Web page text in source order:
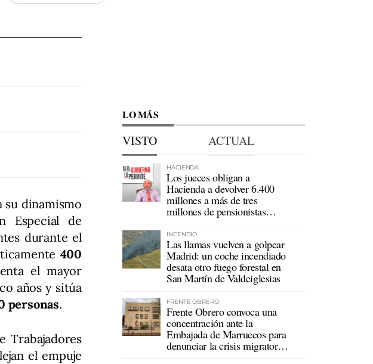
su dinamismo
Especial de
durante el
400
el mayor
años y sitúa
personas.
Trabajadores
el empuje
LO MÁS
VISTO ACTUAL
HACIENDA
Los jueces obligan a
Hacienda a devolver 6.400
millones a más de tres
millones de pensionistas
INCENDIO
Las llamas vuelven a golpear
Madrid: un coche incendiado
desata otro fuego forestal en
San Martín de Valdeiglesias
FRENTE OBRERO
Frente Obrero convoca una
concentración ante la
Embajada de Marruecos para
denunciar la crisis migratoria